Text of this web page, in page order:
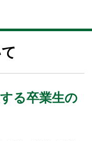
る卒業生の